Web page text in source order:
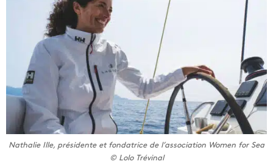
Nathalie Ille, présidente et fondatrice de l’association Women for Sea
© Lolo Trévinal